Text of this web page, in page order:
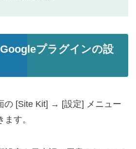
プラグインの設
の [Site Kit] → [設定] メニュー
す。